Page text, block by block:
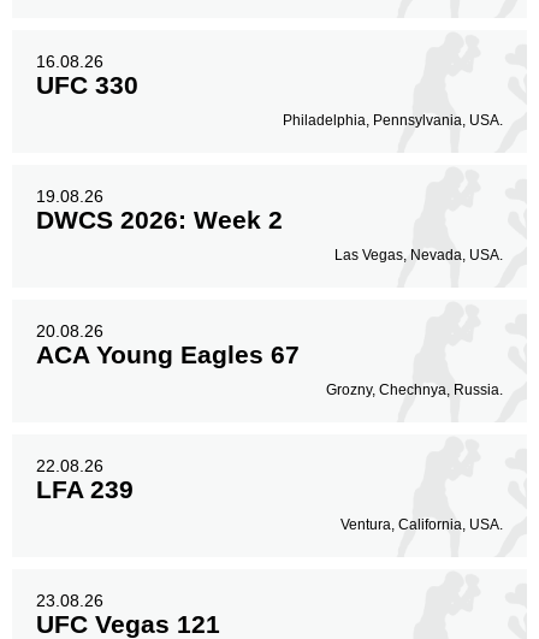
16.08.26
UFC 330
Philadelphia, Pennsylvania, USA.
19.08.26
DWCS 2026: Week 2
Las Vegas, Nevada, USA.
20.08.26
ACA Young Eagles 67
Grozny, Chechnya, Russia.
22.08.26
LFA 239
Ventura, California, USA.
23.08.26
UFC Vegas 121